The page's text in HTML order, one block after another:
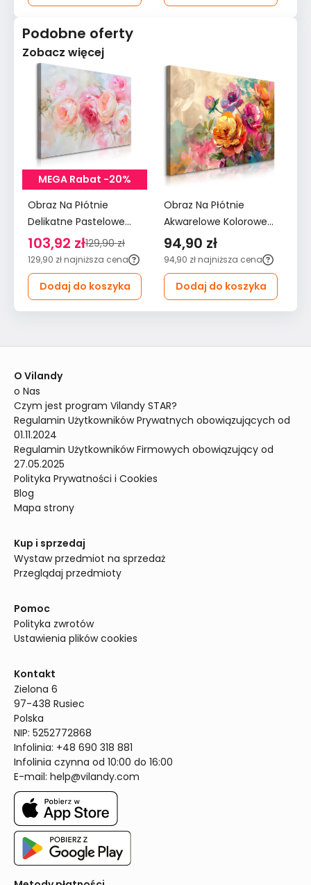
Podobne oferty
Zobacz więcej
MEGA Rabat -20%
Obraz Na Płótnie
Delikatne Pastelowe
Różowe Kwiaty 120x80
Do Salonu
103,92 zł129,90 zł
129,90 zł najniższa cena
Dodaj do koszyka
Obraz Na Płótnie
Akwarelowe Kolorowe
Kwiaty 90x60 Natura
do Salonu
94,90 zł
94,90 zł najniższa cena
Dodaj do koszyka
O Vilandy
o Nas
Czym jest program Vilandy STAR?
Regulamin Użytkowników Prywatnych obowiązujących od
01.11.2024
Regulamin Użytkowników Firmowych obowiązujący od
27.05.2025
Polityka Prywatności i Cookies
Blog
Mapa strony
Kup i sprzedaj
Wystaw przedmiot na sprzedaż
Przeglądaj przedmioty
Pomoc
Polityka zwrotów
Ustawienia plików cookies
Kontakt
Zielona 6
97-438 Rusiec
Polska
NIP: 5252772868
Infolinia: +48 690 318 881
Infolinia czynna od 10:00 do 16:00
E-mail: help@vilandy.com